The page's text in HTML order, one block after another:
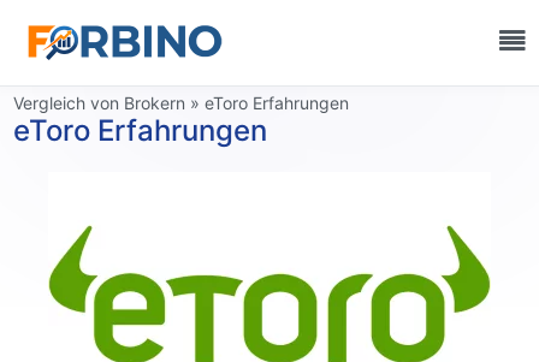
Vergleich von Brokern » eToro Erfahrungen
eToro Erfahrungen